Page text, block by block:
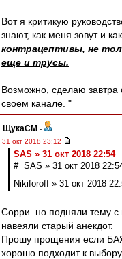
Вот я критикую
знают, как меня зовут и
контрацептивы, не
еще и трусы.
Возможно, сделаю завтра
своем канале. "
ЩукаСМ -
31 окт 2018 23:12
SAS » 31 окт 2018 22:54
# SAS » 31 окт 2018
Nikiforoff » 31 окт 2018
Сорри. но подняли тему с
навеяли старый анекдот.
Прошу прощения если
хорошо подходит к